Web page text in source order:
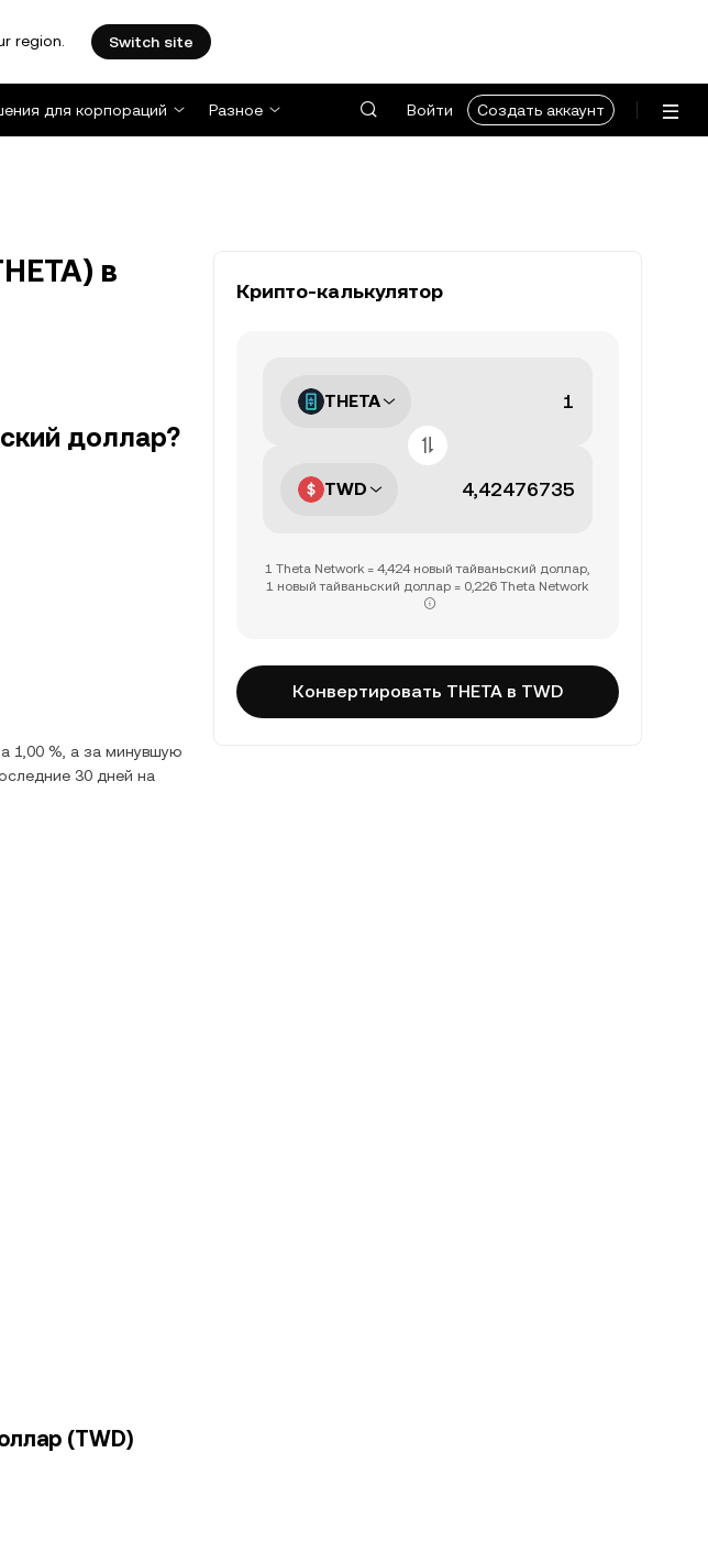
region. Switch site
для корпораций Разное Войти Создать аккаунт
в
доллар?
1,00 %, а за минувшую
30 дней на
(TWD)
Крипто-калькулятор
THETA
TWD
1 Theta Network = 4,424 новый тайваньский доллар,
1 новый тайваньский доллар = 0,226 Theta Network
Конвертировать THETA в TWD